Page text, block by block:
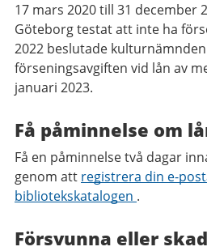
17 mars 2020 till 31 december
Göteborg testat att inte ha
2022 beslutade
förseningsavgiften vid lån av
januari 2023.
Få påminnelse om
Få en påminnelse två dagar
genom att registrera din e-
bibliotekskatalogen .
Försvunna eller